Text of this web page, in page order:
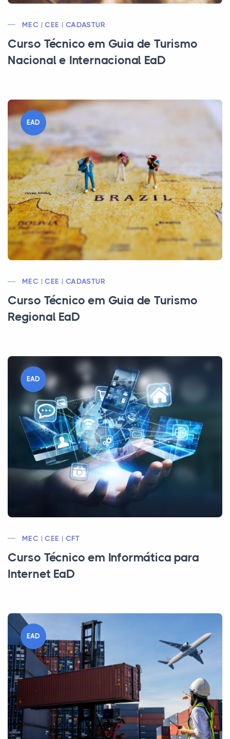
MEC | CEE | CADASTUR
Curso Técnico em Guia de Turismo
Nacional e Internacional EaD
EAD
MEC | CEE | CADASTUR
Curso Técnico em Guia de Turismo
Regional EaD
EAD
MEC | CEE | CFT
Curso Técnico em Informática para
Internet EaD
EAD